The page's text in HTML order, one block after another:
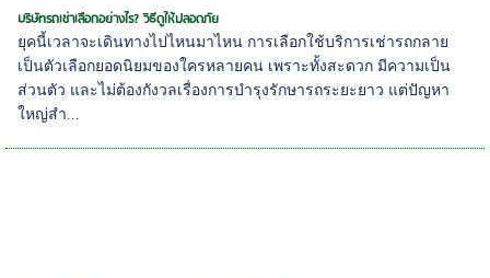
บริษัทรถเช่าเลือกอย่างไร? วิธีดูให้ปลอดภัย
ยุคนี้เวลาจะเดินทางไปไหนมาไหน การเลือกใช้บริการเช่ารถกลาย
เป็นตัวเลือกยอดนิยมของใครหลายคน เพราะทั้งสะดวก มีความเป็น
ส่วนตัว และไม่ต้องกังวลเรื่องการบำรุงรักษารถระยะยาว แต่ปัญหา
ใหญ่สำ...